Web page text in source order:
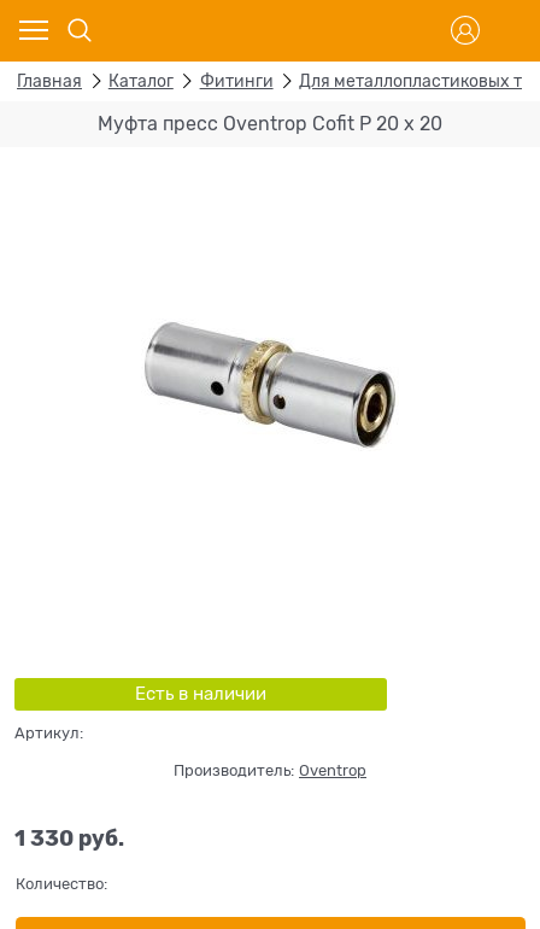
Главная Каталог Фитинги Для металлопластиковых
Муфта пресс Oventrop Cofit P 20 х 20
Есть в наличии
Артикул:
Производитель: Oventrop
1 330 руб.
Количество: